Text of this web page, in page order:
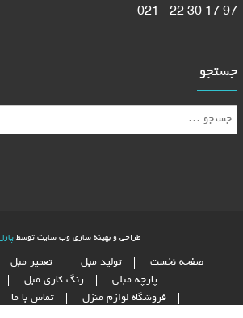
97 17 30 22 - 021
جستجو
طراحی و بهینه سازی وب سایت توسط
صفحه نخست تولید مبل تعمیر مبل
پارچه مبلی
رنگ کاری مبل
فروشگاه لوازم منزل
تماس با ما